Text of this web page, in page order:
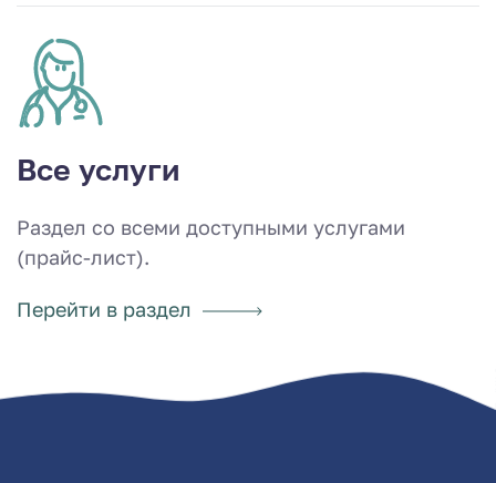
Все услуги
Раздел со всеми доступными услугами
(прайс-лист).
Перейти в раздел